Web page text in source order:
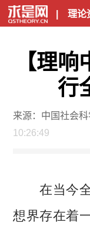
| 理论
【理
行
来源：中国社会科
10:26:49
在当今全
想界存在着